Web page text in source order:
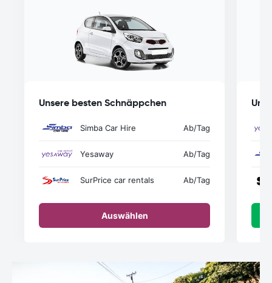
Unsere besten Schnäppchen
Simba Car Hire Ab/Tag
Yesaway Ab/Tag
SurPrice car rentals Ab/Tag
Auswählen